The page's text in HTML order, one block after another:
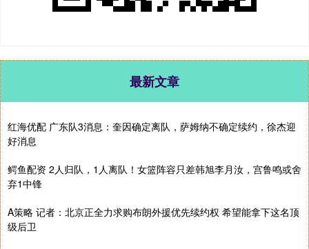
最新文章
红海优配 广东队3消息：奎因确定离队，萨姆纳不确定续约，徐杰迎
好消息
鳄鱼配资 2人归队，1人离队！女篮阵容只差韩旭李月汝，宫鲁鸣或舍
弃1中锋
A策略 记者：北京正全力求购布朗外援优先续约权 希望能拿下这名顶
级后卫